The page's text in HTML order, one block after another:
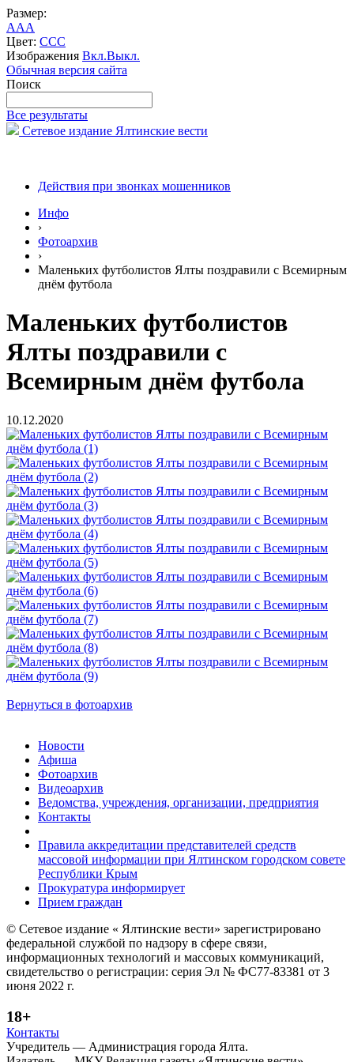
Размер:
AAA
Цвет: CCC
Изображения Вкл.Выкл.
Обычная версия сайта
Поиск
Все результаты
Сетевое издание Ялтинские вести
Действия при звонках мошенников
Инфо
›
Фотоархив
›
Маленьких футболистов Ялты поздравили с Всемирным
днём футбола
Маленьких футболистов
Ялты поздравили с
Всемирным днём футбола
10.12.2020
Вернуться в фотоархив
Новости
Афиша
Фотоархив
Видеоархив
Ведомства, учреждения, организации, предприятия
Контакты
Правила аккредитации представителей средств
массовой информации при Ялтинском городском совете
Республики Крым
Прокуратура информирует
Прием граждан
© Сетевое издание « Ялтинские вести» зарегистрировано
федеральной службой по надзору в сфере связи,
информационных технологий и массовых коммуникаций,
свидетельство о регистрации: серия Эл № ФС77-83381 от 3
июня 2022 г.
18+
Контакты
Учредитель — Администрация города Ялта.